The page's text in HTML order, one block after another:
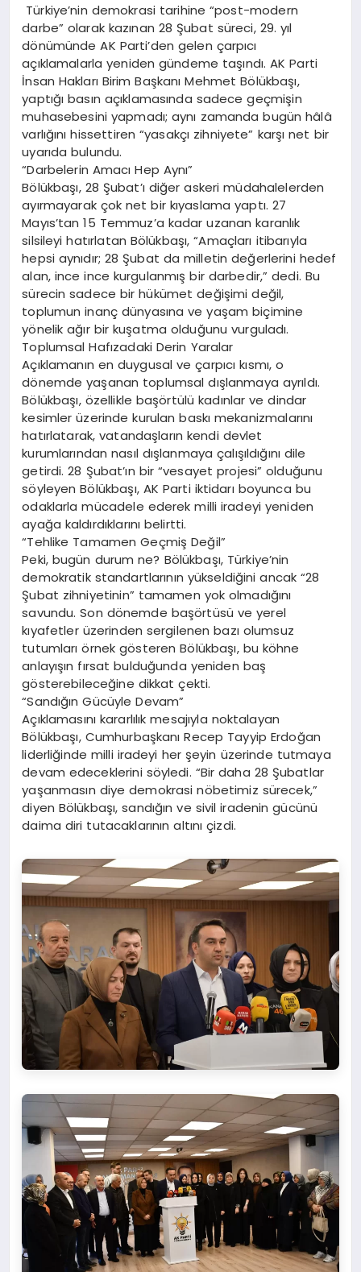
Türkiye’nin demokrasi tarihine “post-modern
darbe” olarak kazınan 28 Şubat süreci, 29. yıl
dönümünde AK Parti’den gelen çarpıcı
açıklamalarla yeniden gündeme taşındı. AK Parti
İnsan Hakları Birim Başkanı Mehmet Bölükbaşı,
yaptığı basın açıklamasında sadece geçmişin
muhasebesini yapmadı; aynı zamanda bugün hâlâ
varlığını hissettiren “yasakçı zihniyete” karşı net bir
uyarıda bulundu.
“Darbelerin Amacı Hep Aynı”
Bölükbaşı, 28 Şubat’ı diğer askeri müdahalelerden
ayırmayarak çok net bir kıyaslama yaptı. 27
Mayıs’tan 15 Temmuz’a kadar uzanan karanlık
silsileyi hatırlatan Bölükbaşı, “Amaçları itibarıyla
hepsi aynıdır; 28 Şubat da milletin değerlerini hedef
alan, ince ince kurgulanmış bir darbedir,” dedi. Bu
sürecin sadece bir hükümet değişimi değil,
toplumun inanç dünyasına ve yaşam biçimine
yönelik ağır bir kuşatma olduğunu vurguladı.
Toplumsal Hafızadaki Derin Yaralar
Açıklamanın en duygusal ve çarpıcı kısmı, o
dönemde yaşanan toplumsal dışlanmaya ayrıldı.
Bölükbaşı, özellikle başörtülü kadınlar ve dindar
kesimler üzerinde kurulan baskı mekanizmalarını
hatırlatarak, vatandaşların kendi devlet
kurumlarından nasıl dışlanmaya çalışıldığını dile
getirdi. 28 Şubat’ın bir “vesayet projesi” olduğunu
söyleyen Bölükbaşı, AK Parti iktidarı boyunca bu
odaklarla mücadele ederek milli iradeyi yeniden
ayağa kaldırdıklarını belirtti.
“Tehlike Tamamen Geçmiş Değil”
Peki, bugün durum ne? Bölükbaşı, Türkiye’nin
demokratik standartlarının yükseldiğini ancak “28
Şubat zihniyetinin” tamamen yok olmadığını
savundu. Son dönemde başörtüsü ve yerel
kıyafetler üzerinden sergilenen bazı olumsuz
tutumları örnek gösteren Bölükbaşı, bu köhne
anlayışın fırsat bulduğunda yeniden baş
gösterebileceğine dikkat çekti.
“Sandığın Gücüyle Devam”
Açıklamasını kararlılık mesajıyla noktalayan
Bölükbaşı, Cumhurbaşkanı Recep Tayyip Erdoğan
liderliğinde milli iradeyi her şeyin üzerinde tutmaya
devam edeceklerini söyledi. “Bir daha 28 Şubatlar
yaşanmasın diye demokrasi nöbetimiz sürecek,”
diyen Bölükbaşı, sandığın ve sivil iradenin gücünü
daima diri tutacaklarının altını çizdi.